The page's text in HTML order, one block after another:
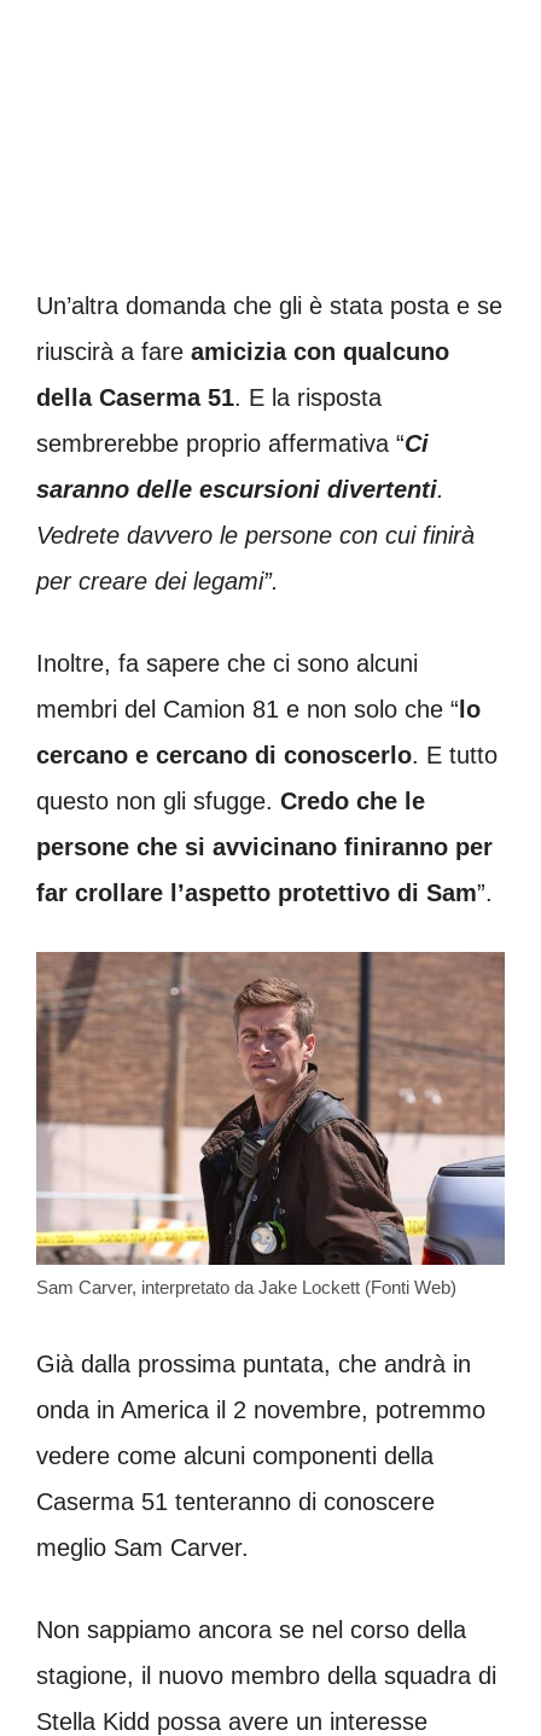
Un’altra domanda che gli è stata posta e se
riuscirà a fare amicizia con qualcuno
della Caserma 51. E la risposta
sembrerebbe proprio affermativa “Ci
saranno delle escursioni divertenti.
Vedrete davvero le persone con cui finirà
per creare dei legami”.
Inoltre, fa sapere che ci sono alcuni
membri del Camion 81 e non solo che “ lo
cercano e cercano di conoscerlo. E tutto
questo non gli sfugge. Credo che le
persone che si avvicinano finiranno per
far crollare l’aspetto protettivo di Sam”.
Sam Carver, interpretato da Jake Lockett (Fonti Web)
Già dalla prossima puntata, che andrà in
onda in America il 2 novembre, potremmo
vedere come alcuni componenti della
Caserma 51 tenteranno di conoscere
meglio Sam Carver.
Non sappiamo ancora se nel corso della
stagione, il nuovo membro della squadra di
Stella Kidd possa avere un interesse